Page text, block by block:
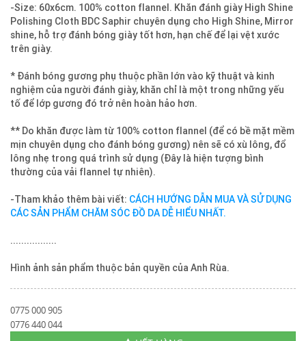
-Size: 60x6cm. 100% cotton flannel. Khăn đánh giày High Shine
Polishing Cloth BDC Saphir chuyên dụng cho High Shine, Mirror
shine, hỗ trợ đánh bóng giày tốt hơn, hạn chế để lại vệt xước
trên giày.
* Đánh bóng gương phụ thuộc phần lớn vào kỹ thuật và kinh
nghiệm của người đánh giày, khăn chỉ là một trong những yếu
tố để lớp gương đó trở nên hoàn hảo hơn.
** Do khăn được làm từ 100% cotton flannel (để có bề mặt mềm
mịn chuyên dụng cho đánh bóng gương) nên sẽ có xù lông, đổ
lông nhẹ trong quá trình sử dụng (Đây là hiện tượng bình
thường của vải flannel tự nhiên).
-Tham khảo thêm bài viết: CÁCH HƯỚNG DẪN MUA VÀ SỬ DỤNG
CÁC SẢN PHẨM CHĂM SÓC ĐỒ DA DỄ HIỂU NHẤT.
.................
Hình ảnh sản phẩm thuộc bản quyền của Anh Rùa.
0775 000 905
0776 440 044